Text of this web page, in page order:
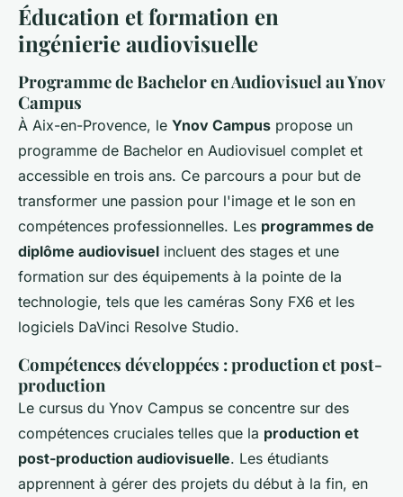
Éducation et formation en
ingénierie audiovisuelle
Programme de Bachelor en Audiovisuel au Ynov
Campus
À Aix-en-Provence, le Ynov Campus propose un
programme de Bachelor en Audiovisuel complet et
accessible en trois ans. Ce parcours a pour but de
transformer une passion pour l'image et le son en
compétences professionnelles. Les programmes de
diplôme audiovisuel incluent des stages et une
formation sur des équipements à la pointe de la
technologie, tels que les caméras Sony FX6 et les
logiciels DaVinci Resolve Studio.
Compétences développées : production et post-
production
Le cursus du Ynov Campus se concentre sur des
compétences cruciales telles que la production et
post-production audiovisuelle. Les étudiants
apprennent à gérer des projets du début à la fin, en